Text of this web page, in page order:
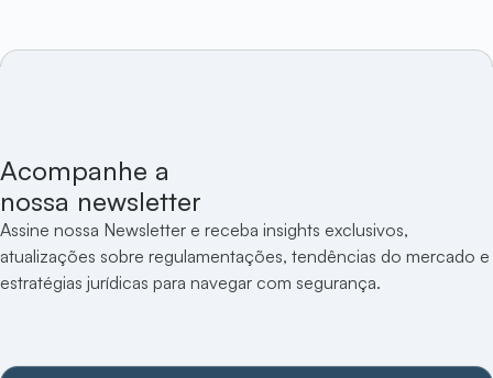
Acompanhe a
nossa newsletter
Assine nossa Newsletter e receba insights exclusivos,
atualizações sobre regulamentações, tendências do mercado e
estratégias jurídicas para navegar com segurança.